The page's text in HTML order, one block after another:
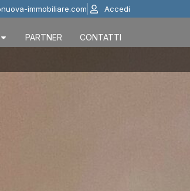
immobiliare.com Accedi
PARTNER CONTATTI